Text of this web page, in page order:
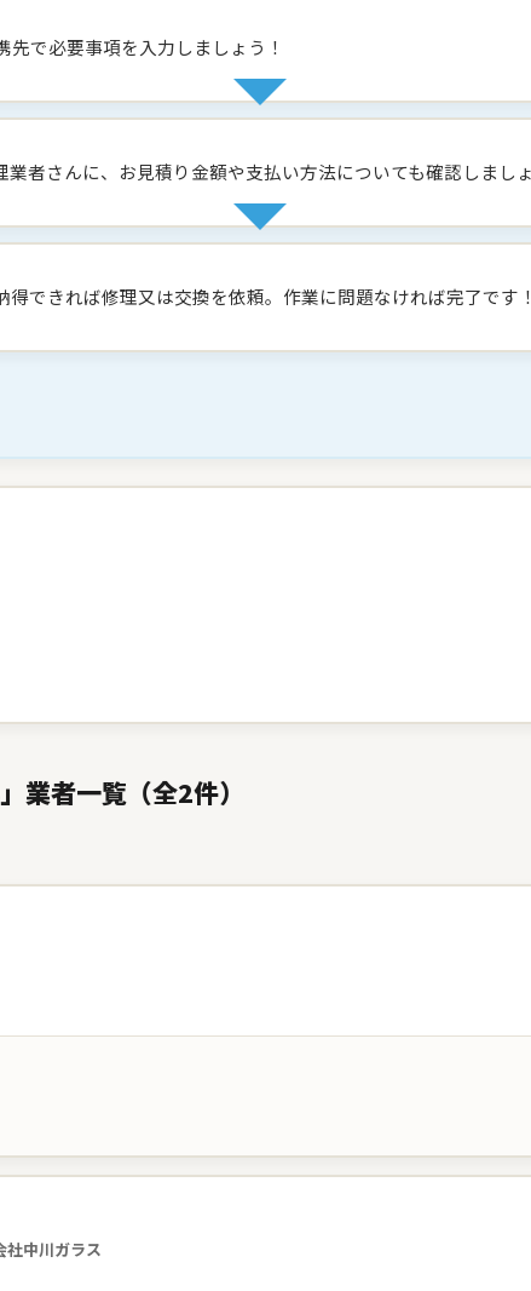
先で必要事項を入力しましょう！
業者さんに、お見積り金額や支払い方法についても確認しまし
得できれば修理又は交換を依頼。作業に問題なければ完了です
業者一覧（全2件）
中川ガラス